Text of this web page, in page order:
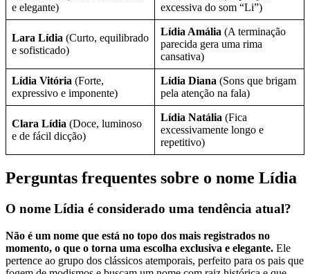
e elegante)
excessiva do som “Li”)
Lara Lídia (Curto, equilibrado
e sofisticado)
Lídia Amália (A terminação
parecida gera uma rima
cansativa)
Lídia Vitória (Forte,
expressivo e imponente)
Lídia Diana (Sons que brigam
pela atenção na fala)
Clara Lídia (Doce, luminoso
e de fácil dicção)
Lídia Natália (Fica
excessivamente longo e
repetitivo)
Perguntas frequentes sobre o nome Lídia
O nome Lídia é considerado uma tendência atual?
Não é um nome que está no topo dos mais registrados no
momento, o que o torna uma escolha exclusiva e elegante. Ele
pertence ao grupo dos clássicos atemporais, perfeito para os pais que